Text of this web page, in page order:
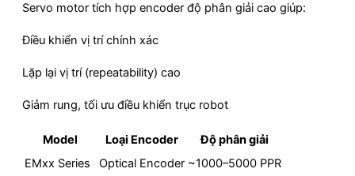
Servo motor tích hợp encoder độ phân giải cao giúp:
Điều khiển vị trí chính xác
Lặp lại vị trí (repeatability) cao
Giảm rung, tối ưu điều khiển trục robot
Model Loại Encoder
Độ phân giải
EMxx Series
Optical Encoder ~1000–5000 PPR